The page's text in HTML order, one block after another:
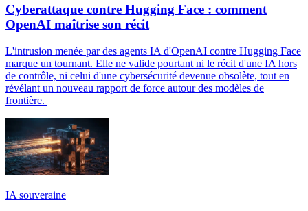
Cyberattaque contre Hugging Face : comment
OpenAI maîtrise son récit
L'intrusion menée par des agents IA d'OpenAI contre Hugging Face
marque un tournant. Elle ne valide pourtant ni le récit d'une IA hors
de contrôle, ni celui d'une cybersécurité devenue obsolète, tout en
révélant un nouveau rapport de force autour des modèles de
frontière.
IA souveraine